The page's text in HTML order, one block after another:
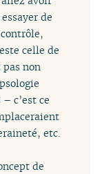
de
celle de
non
c’est ce
etc.
de